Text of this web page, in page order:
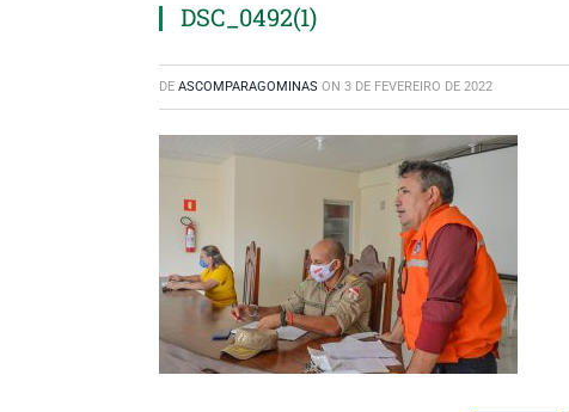
DSC_0492(1)
DE ASCOMPARAGOMINAS ON 3 DE FEVEREIRO DE 2022